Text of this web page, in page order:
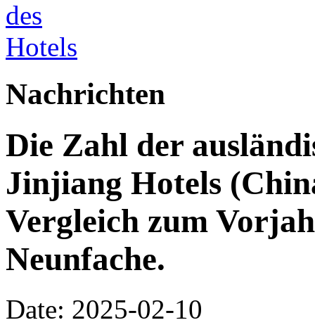
Nachrichten
Die Zahl der
Jinjiang Hotels
Vergleich zum
Neunfache.
Date: 2025-02-10